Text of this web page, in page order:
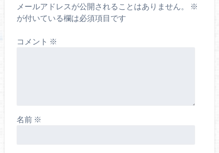
メールアドレスが公開されることはありません。
※
が付いている欄は必須項目です
コメント ※
名前 ※